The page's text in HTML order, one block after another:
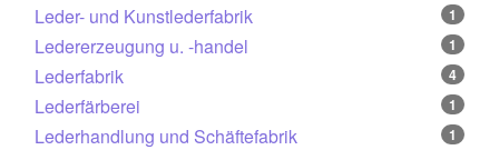
Leder- und Kunstlederfabrik 1
Ledererzeugung u. -handel 1
Lederfabrik 4
Lederfärberei 1
Lederhandlung und Schäftefabrik 1